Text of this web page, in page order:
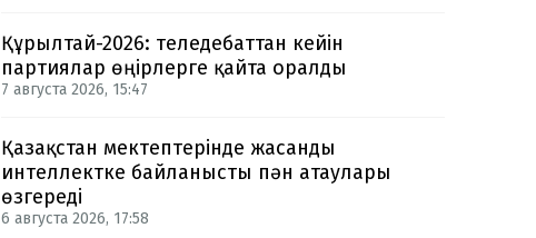
Құрылтай-2026: теледебаттан кейін
партиялар өңірлерге қайта оралды
7 августа 2026, 15:47
Қазақстан мектептерінде жасанды
интеллектке байланысты пән атаулары
өзгереді
6 августа 2026, 17:58